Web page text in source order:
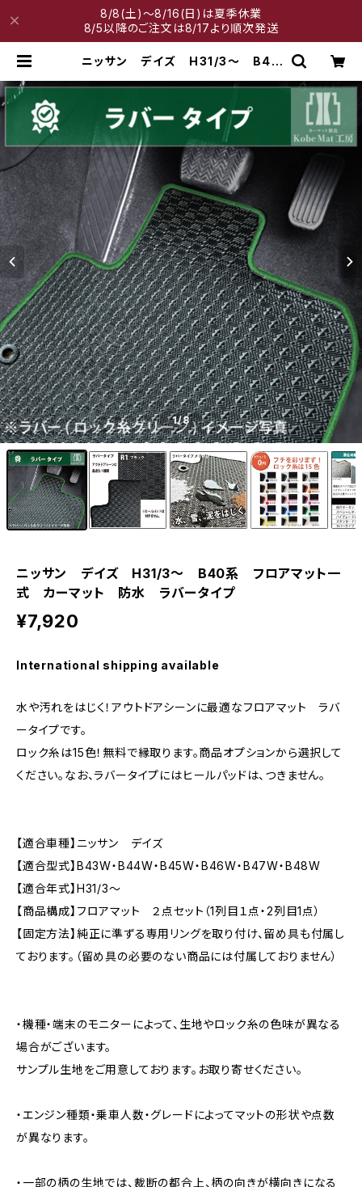
8/8(土)～8/16(日)は夏季休業
8/5以降のご注文は8/17より順次発送
ニッサン デイズ H31/3〜 B40
防水 ラバータイプ | 神戸マット工房
1/8
ニッサン デイズ H31/3〜 B40系 フロアマット一
式 カーマット 防水 ラバータイプ
¥7,920
International shipping available
水や汚れをはじく！アウトドアシーンに最適なフロアマット ラバ
ータイプです。
ロック糸は15色！無料で縁取ります。商品オプションから選択して
ください。なお、ラバータイプにはヒールパッドは、つきません。
【適合車種】ニッサン デイズ
【適合型式】B43W・B44W・B45W・B46W・B47W・B48W
【適合年式】H31/3〜
【商品構成】フロアマット ２点セット（1列目１点・2列目1点）
【固定方法】純正に準ずる専用リングを取り付け、留め具も付属し
ております。（留め具の必要のない商品には付属しておりません）
・機種・端末のモニターによって、生地やロック糸の色味が異なる
場合がございます。
サンプル生地をご用意しております。お取り寄せください。
・エンジン種類・乗車人数・グレードによってマットの形状や点数
が異なります。
・一部の柄の生地では、裁断の都合上、柄の向きが横向きになる